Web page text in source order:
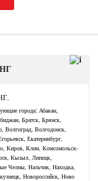
города: Абакан,
Братск, Брянск,
Волгоград, Волгодонск,
Екатеринбург,
Киров, Клин, Комсомольск-
Кызыл, Липецк,
Челны, Нальчик, Находка,
Новороссийск, Ново